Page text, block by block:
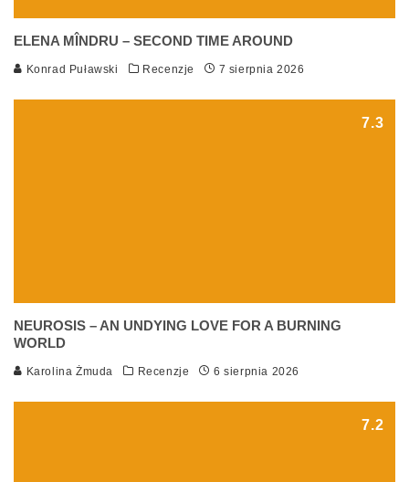
ELENA MÎNDRU – SECOND TIME AROUND
Konrad Puławski Recenzje 7 sierpnia 2026
7.3
NEUROSIS – AN UNDYING LOVE FOR A BURNING
WORLD
Karolina Żmuda Recenzje 6 sierpnia 2026
7.2